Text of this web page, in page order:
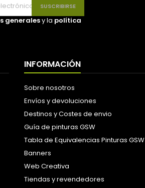
generalesy la política
INFORMACIÓN
Sobre nosotros
Envíos y devoluciones
Destinos y Costes de envio
Guía de pinturas GSW
Tabla de Equivalencias Pinturas GSW
Banners
Web Creativa
Tiendas y revendedores